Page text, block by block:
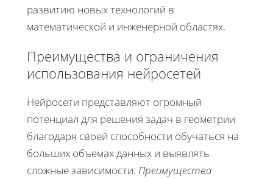
развитию новых технологий в
математической и инженерной областях.
Преимущества и ограничения
использования нейросетей
Нейросети представляют огромный
потенциал для решения задач в геометрии
благодаря своей способности обучаться на
больших объемах данных и выявлять
сложные зависимости. Преимущества